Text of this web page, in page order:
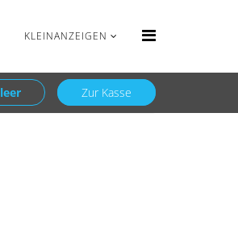
KLEINANZEIGEN
leer Zur Kasse